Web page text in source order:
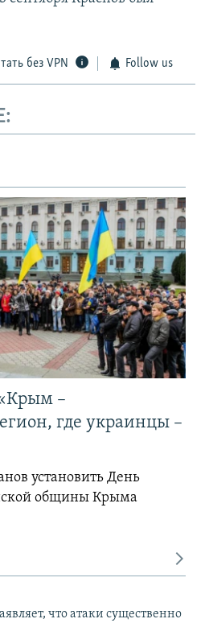
без VPN Follow us
–
где украинцы –
установить День
общины Крыма
что атаки существенно